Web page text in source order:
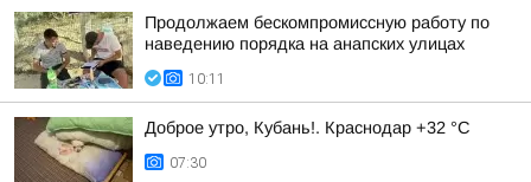
Продолжаем бескомпромиссную работу по
наведению порядка на анапских улицах
10:11
Доброе утро, Кубань!. Краснодар +32 °С
07:30